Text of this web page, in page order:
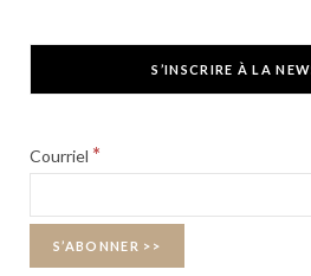
e w
S’INSCRIRE À LA
Courriel *